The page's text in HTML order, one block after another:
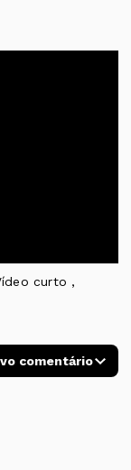
curto ,
comentário